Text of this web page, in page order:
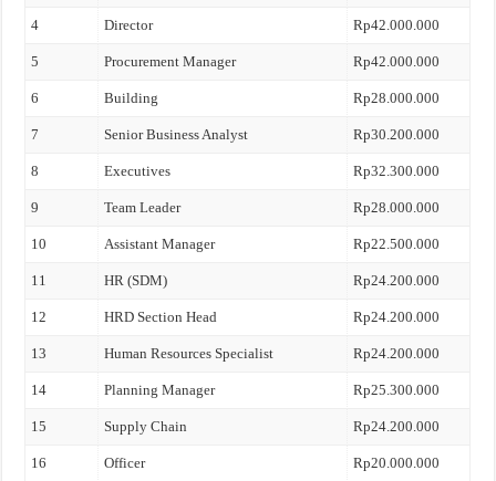
4 Director Rp42.000.000
5 Procurement Manager Rp42.000.000
6 Building Rp28.000.000
7 Senior Business Analyst Rp30.200.000
8 Executives Rp32.300.000
9 Team Leader Rp28.000.000
10 Assistant Manager Rp22.500.000
11 HR (SDM) Rp24.200.000
12 HRD Section Head Rp24.200.000
13 Human Resources Specialist Rp24.200.000
14 Planning Manager Rp25.300.000
15 Supply Chain Rp24.200.000
16 Officer Rp20.000.000